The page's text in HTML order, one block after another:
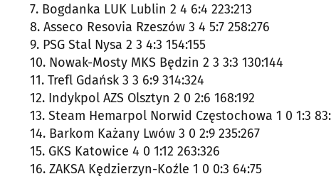
7. Bogdanka LUK Lublin 2 4 6:4 223:213
8. Asseco Resovia Rzeszów 3 4 5:7 258:276
9. PSG Stal Nysa 2 3 4:3 154:155
10. Nowak-Mosty MKS Będzin 2 3 3:3 130:144
11. Trefl Gdańsk 3 3 6:9 314:324
12. Indykpol AZS Olsztyn 2 0 2:6 168:192
13. Steam Hemarpol Norwid Częstochowa 1 0 1:3
14. Barkom Każany Lwów 3 0 2:9 235:267
15. GKS Katowice 4 0 1:12 263:326
16. ZAKSA Kędzierzyn-Koźle 1 0 0:3 64:75